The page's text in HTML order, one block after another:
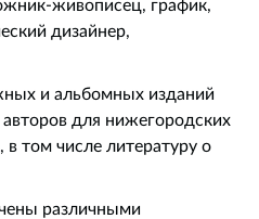
дизайнер,
и альбомных изданий
для нижегородских
в том числе литературу о
различными